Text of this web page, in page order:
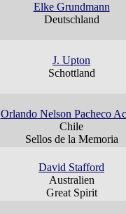
Elke Grundmann
Deutschland
J. Upton
Schottland
Orlando Nelson Pacheco
Chile
Sellos de la Memoria
David Stafford
Australien
Great Spirit